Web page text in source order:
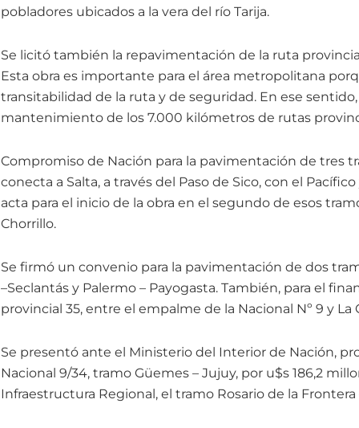
pobladores ubicados a la vera del río Tarija.
Se licitó también la repavimentación de la ruta
Esta obra es importante para el área metropolitana
transitabilidad de la ruta y de seguridad. En ese
mantenimiento de los 7.000 kilómetros de rutas
Compromiso de Nación para la pavimentación de tres
conecta a Salta, a través del Paso de Sico, con el
acta para el inicio de la obra en el segundo de esos
Chorrillo.
Se firmó un convenio para la pavimentación de dos
–Seclantás y Palermo – Payogasta. También, para el
provincial 35, entre el empalme de la Nacional Nº 9 y La
Se presentó ante el Ministerio del Interior de Nación,
Nacional 9/34, tramo Güemes – Jujuy, por u$s 186,2
Infraestructura Regional, el tramo Rosario de la